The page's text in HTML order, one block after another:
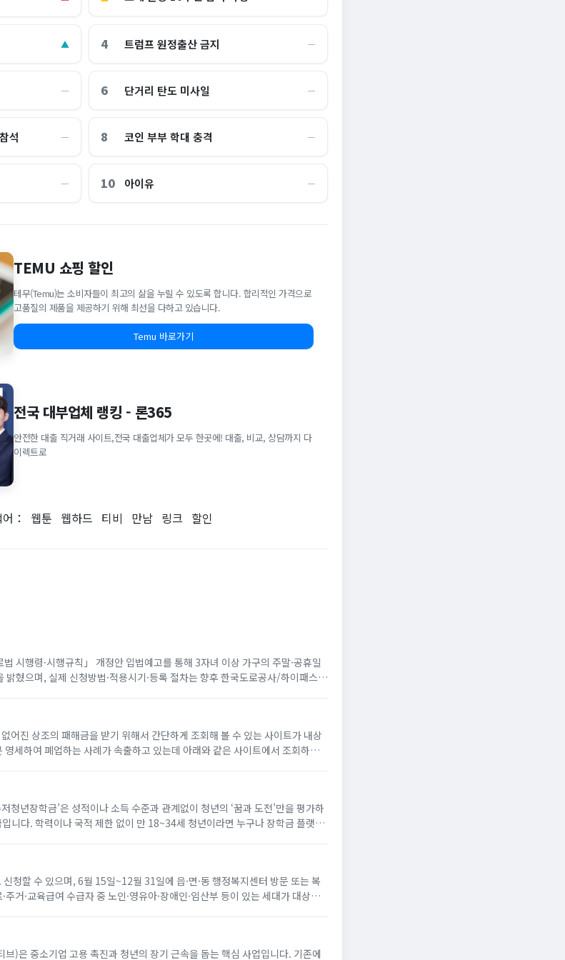
▲ 4 트럼프 원정출산 금지 ―
― 6 단거리 탄도 미사일 ―
석 ― 8 코인 부부 학대 충격 ―
― 10 아이유 ―
TEMU 쇼핑 할인
테무(Temu)는 소비자들이 최고의 삶을 누릴 수 있도록 합니다. 합리적인 가격으로
고품질의 제품을 제공하기 위해 최선을 다하고 있습니다.
Temu 바로가기
전국 대부업체 랭킹 - 론365
안전한 대출 직거래 사이트,전국 대출업체가 모두 한곳에! 대출, 비교, 상담까지 다
이렉트로
： 웹툰 웹하드 티비 만남 링크 할인
시행령·시행규칙」 개정안 입법예고를 통해 3자녀 이상 가구의 주말·공휴일
혔으며, 실제 신청방법·적용시기·등록 절차는 향후 한국도로공사/하이패스
어진 상조의 패해금을 받기 위해서 간단하게 조회해 볼 수 있는 사이트가 내상
청년장학금’은 성적이나 소득 수준과 관계없이 청년의 ‘꿈과 도전’만을 평가하
니다. 학력이나 국적 제한 없이 만 18~34세 청년이라면 누구나 장학금 플랫폼
청할 수 있으며, 6월 15일~12월 31일에 읍·면·동 행정복지센터 방문 또는 복
거·교육급여 수급자 중 노인·영유아·장애인·임산부 등이 있는 세대가 대상
)은 중소기업 고용 촉진과 청년의 장기 근속을 돕는 핵심 사업입니다. 기존에